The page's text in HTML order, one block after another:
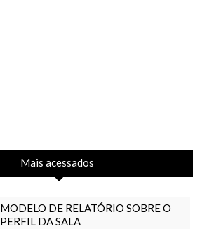
Mais acessados
MODELO DE RELATÓRIO SOBRE O
PERFIL DA SALA